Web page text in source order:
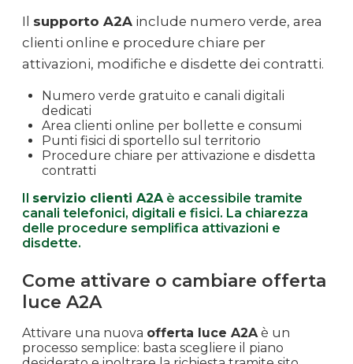
Il supporto A2A include numero verde, area
clienti online e procedure chiare per
attivazioni, modifiche e disdette dei contratti.
Numero verde gratuito e canali digitali
dedicati
Area clienti online per bollette e consumi
Punti fisici di sportello sul territorio
Procedure chiare per attivazione e disdetta
contratti
servizio clienti A2Aè accessibile tramite
canali telefonici, digitali e fisici. La chiarezza
delle procedure semplifica attivazioni e
disdette.
Come attivare o cambiare offerta
luce A2A
Attivare una nuova offerta luce A2Aè un
processo semplice: basta scegliere il piano